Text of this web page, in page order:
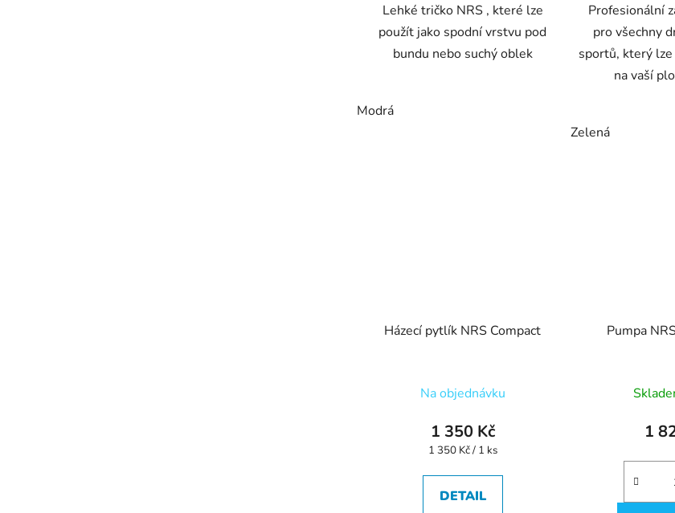
Lehké tričko NRS , které lze
použít jako spodní vrstvu pod
bundu nebo suchý oblek
Modrá
Profesionální
pro všechny
sportů, který
na vaší
Zelená
Házecí pytlík NRS Compact
hodnocení
produktu
je
z
Na objednávku
1 350 Kč
Měrná
1 350 Kč / 1 ks
DETAIL
Pumpa
1